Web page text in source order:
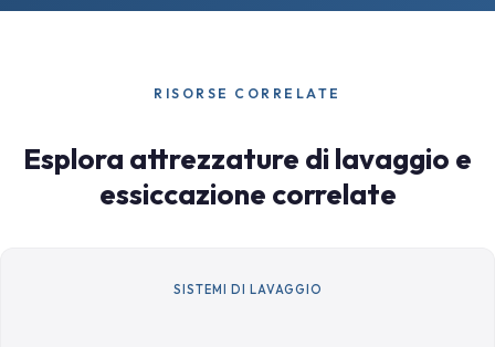
RISORSE CORRELATE
Esplora attrezzature di lavaggio e
essiccazione correlate
SISTEMI DI LAVAGGIO